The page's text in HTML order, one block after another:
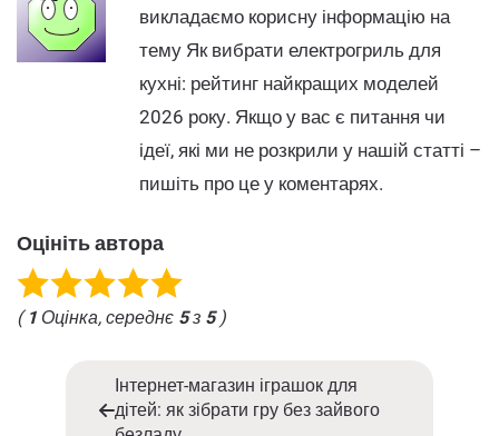
викладаємо корисну інформацію на
тему Як вибрати електрогриль для
кухні: рейтинг найкращих моделей
2026 року. Якщо у вас є питання чи
ідеї, які ми не розкрили у нашій статті –
пишіть про це у коментарях.
Оцініть автора
( 1 Оцінка, середнє 5з 5)
Інтернет-магазин іграшок для
дітей: як зібрати гру без зайвого